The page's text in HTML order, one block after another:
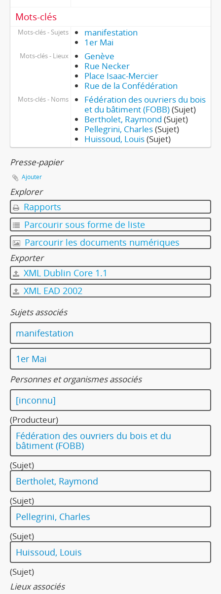
Mots-clés
Mots-clés - Sujets
manifestation
1er Mai
Mots-clés - Lieux
Genève
Rue Necker
Place Isaac-Mercier
Rue de la Confédération
Mots-clés - Noms
Fédération des ouvriers du bois
et du bâtiment (FOBB)(Sujet)
Bertholet, Raymond (Sujet)
Pellegrini, Charles(Sujet)
Huissoud, Louis(Sujet)
Presse-papier
Ajouter
Explorer
Rapports
Parcourir sous forme de liste
Parcourir les documents numériques
Exporter
XML Dublin Core 1.1
XML EAD 2002
Sujets associés
manifestation
1er Mai
Personnes et organismes associés
[inconnu]
(Producteur)
Fédération des ouvriers du bois et du
bâtiment (FOBB)
(Sujet)
Bertholet, Raymond
(Sujet)
Pellegrini, Charles
(Sujet)
Huissoud, Louis
(Sujet)
Lieux associés